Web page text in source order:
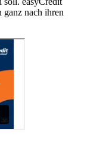
nach ihren